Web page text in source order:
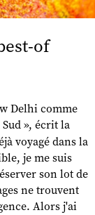
of
Delhi comme
», écrit la
voyagé dans la
je me suis
son lot de
ne trouvent
Alors j'ai